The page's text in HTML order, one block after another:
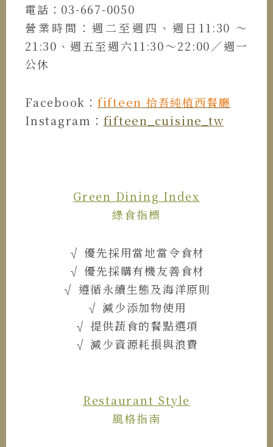
電話：03-667-0050
營業時間：週二至週四、週日11:30 ～
21:30、週五至週六11:30～22:00／週一
公休
Facebook： fifteen 拾吾純植西餐廳
Instagram： fifteen_cuisine_tw
Green Dining Index
綠食指標
√ 優先採用當地當令食材
√ 優先採購有機友善食材
√ 遵循永續生態及海洋原則
√ 減少添加物使用
√ 提供蔬食的餐點選項
√ 減少資源耗損與浪費
Restaurant Style
風格指南